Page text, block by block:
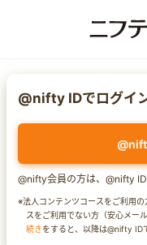
@nifty IDでログイ
@nifty会員の方は、@nifty ID
※法人コンテンツコースをご利用
スをご利用でない方（安心メー
続きをすると、以降は@nifty ID